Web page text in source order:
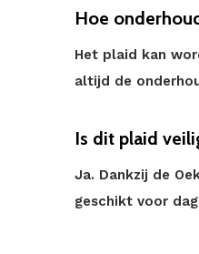
Hoe
Het plaid kan
altijd de
Is dit plaid
Ja. Dankzij de
geschikt voor